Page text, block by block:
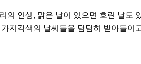
의 인생, 맑은 날이 있으면 흐린 날도
지각색의 날씨들을 담담히 받아들이